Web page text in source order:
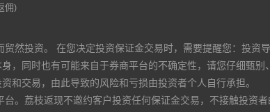
佣)
然投资。 在您决定投资保证金交易时，需要提醒您：投资
，同时也有可能来自于券商平台的不确定性，请您仔细甄别
和交易，由此导致的风险和亏损由投资者个人自行承担。
。荔枝返现不邀约客户投资任何保证金交易，不接触投资